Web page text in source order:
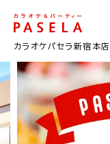
カラオケパセラ新宿本店